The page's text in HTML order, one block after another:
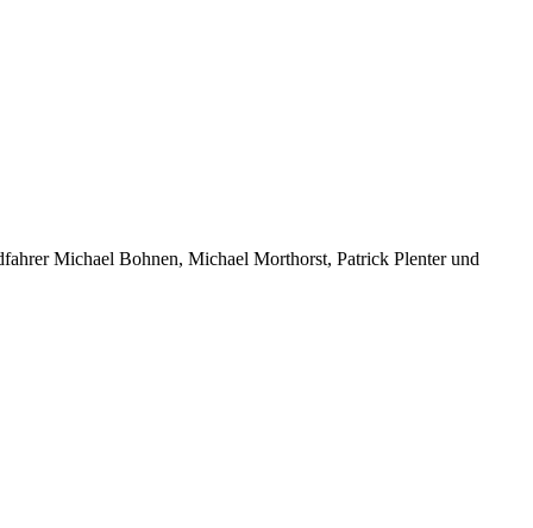
Michael Bohnen, Michael Morthorst, Patrick Plenter und